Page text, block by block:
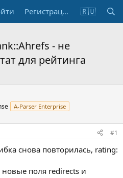
Регистрация 🇷🇺
- не
для рейтинга
A-Parser Enterprise
#1
снова повторилась, rating:
новые поля redirects и